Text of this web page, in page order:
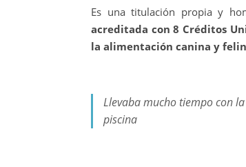
Es una titulación propia y
acreditada con 8 Créditos
la alimentación canina y
Llevaba mucho tiempo con
piscina